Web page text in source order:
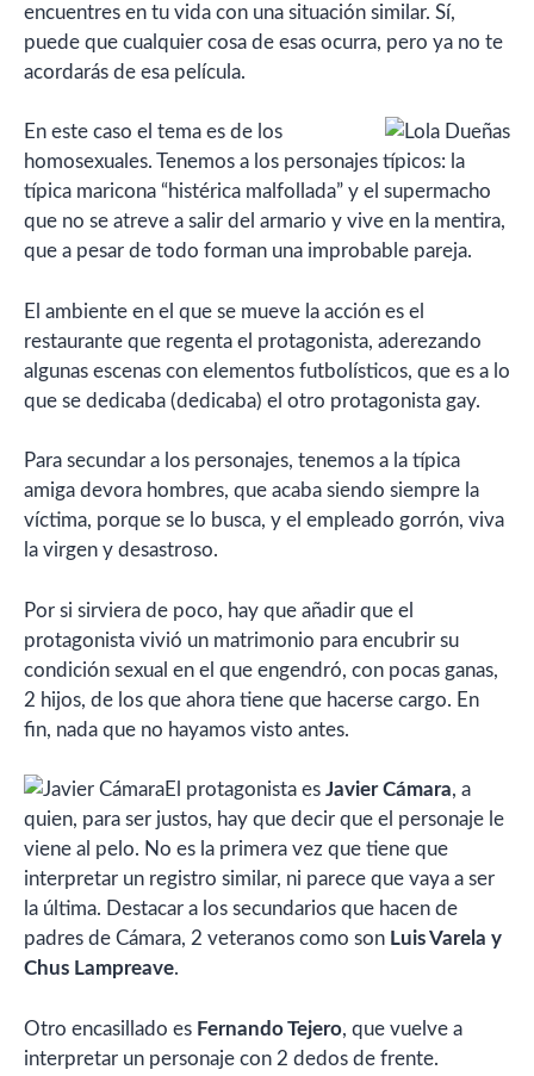
encuentres en tu vida con una situación similar. Sí,
puede que cualquier cosa de esas ocurra, pero ya no te
acordarás de esa película.
En este caso el tema es de los
homosexuales. Tenemos a los personajes típicos: la
típica maricona “histérica malfollada” y el supermacho
que no se atreve a salir del armario y vive en la mentira,
que a pesar de todo forman una improbable pareja.
El ambiente en el que se mueve la acción es el
restaurante que regenta el protagonista, aderezando
algunas escenas con elementos futbolísticos, que es a lo
que se dedicaba (dedicaba) el otro protagonista gay.
Para secundar a los personajes, tenemos a la típica
amiga devora hombres, que acaba siendo siempre la
víctima, porque se lo busca, y el empleado gorrón, viva
la virgen y desastroso.
Por si sirviera de poco, hay que añadir que el
protagonista vivió un matrimonio para encubrir su
condición sexual en el que engendró, con pocas ganas,
2 hijos, de los que ahora tiene que hacerse cargo. En
fin, nada que no hayamos visto antes.
El protagonista es Javier Cámara, a
quien, para ser justos, hay que decir que el personaje le
viene al pelo. No es la primera vez que tiene que
interpretar un registro similar, ni parece que vaya a ser
la última. Destacar a los secundarios que hacen de
padres de Cámara, 2 veteranos como son Luis Varela y
Chus Lampreave.
Otro encasillado es Fernando Tejero, que vuelve a
interpretar un personaje con 2 dedos de frente.